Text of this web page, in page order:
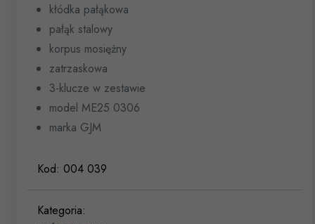
kłódka pałąkowa
pałąk stalowy
korpus mosiężny
zatrzaskowa
3-klucze w zestawie
model ME25 0306
marka GJM
Kod: 004 039
Kategoria: